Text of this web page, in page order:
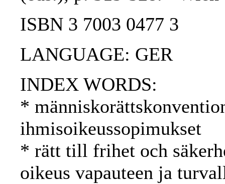
ISBN 3 7003 0477 3
LANGUAGE: GER
INDEX WORDS:
*
ihmisoikeussopimukset
* rätt till frihet och
oikeus vapauteen ja